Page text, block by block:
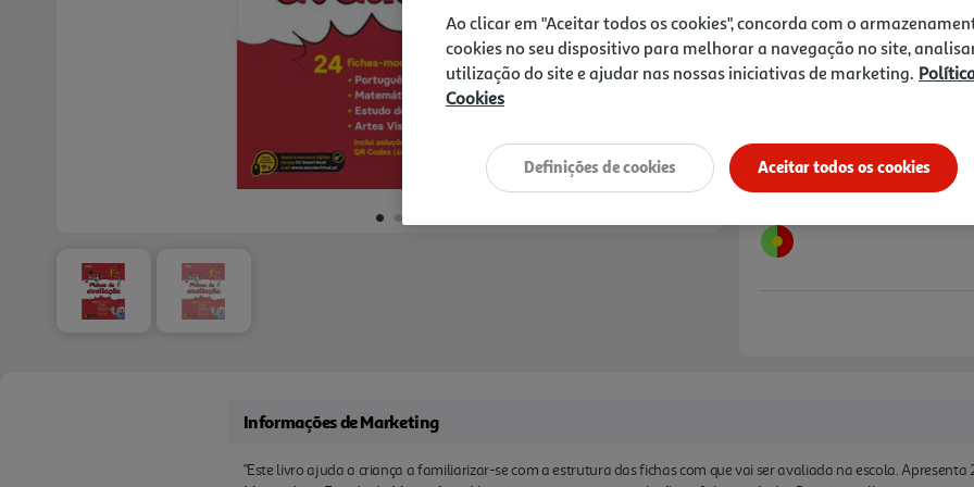
8,91 €
Notas de preparação
Informações de Marketing
"Este livro ajuda a criança a familiarizar-se com a estrutura das fichas com que vai ser avaliada na escola.
Ao clicar em "Aceitar todos os cookies", concorda com o
cookies no seu dispositivo para melhorar a navegação no site,
utilização do site e ajudar nas nossas iniciativas de marketing.
Cookies
Aceitar todos os cookies
Definições de cookies